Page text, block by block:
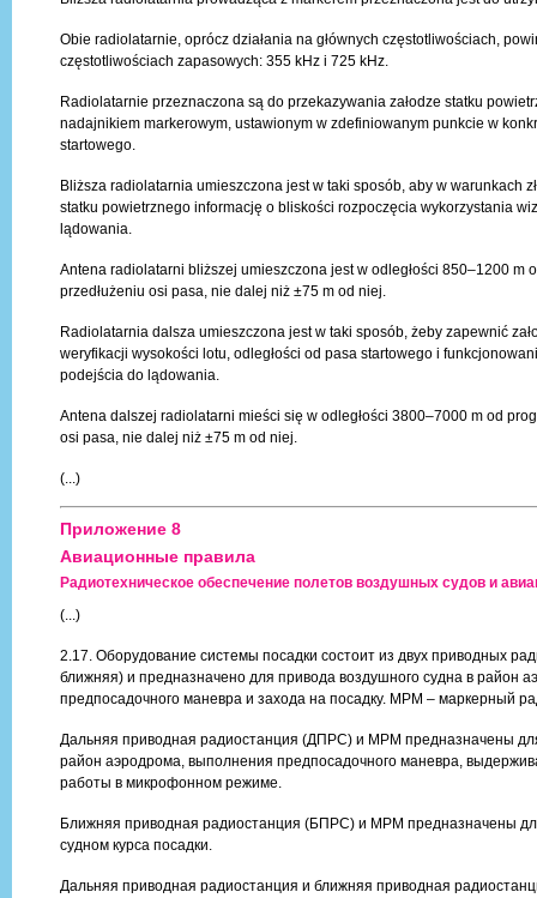
Obie radiolatarnie, oprócz działania na głównych częstotliwościach,
częstotliwościach zapasowych: 355 kHz i 725 kHz.
Radiolatarnie przeznaczona są do przekazywania załodze statku
nadajnikiem markerowym, ustawionym w zdefiniowanym punkcie w
startowego.
Bliższa radiolatarnia umieszczona jest w taki sposób, aby w warunkach
statku powietrznego informację o bliskości rozpoczęcia wykorzystania
lądowania.
Antena radiolatarni bliższej umieszczona jest w odległości 850–1200 m
przedłużeniu osi pasa, nie dalej niż ±75 m od niej.
Radiolatarnia dalsza umieszczona jest w taki sposób, żeby zapewnić
weryfikacji wysokości lotu, odległości od pasa startowego i
podejścia do lądowania.
Antena dalszej radiolatarni mieści się w odległości 3800–7000 m od
osi pasa, nie dalej niż ±75 m od niej.
(...)
Приложение 8
Авиационные правила
Радиотехническое обеспечение полетов воздушных судов и
(...)
2.17. Оборудование системы посадки состоит из двух приводных
ближняя) и предназначено для привода воздушного судна в район
предпосадочного маневра и захода на посадку. МРМ – маркерный
Дальняя приводная радиостанция (ДПРС) и МРМ предназначены
район аэродрома, выполнения предпосадочного маневра,
работы в микрофонном режиме.
Ближняя приводная радиостанция (БПРС) и МРМ предназначены
судном курса посадки.
Дальняя приводная радиостанция и ближняя приводная